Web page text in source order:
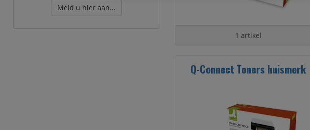
Meld u hier aan...
1 artikel
Q-Connect Toners huismerk